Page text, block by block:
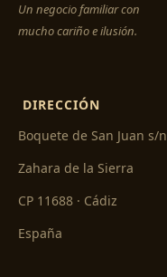
Un negocio familiar con
mucho cariño e ilusión.
DIRECCIÓN
Boquete de San Juan s/n
Zahara de la Sierra
CP 11688 · Cádiz
España